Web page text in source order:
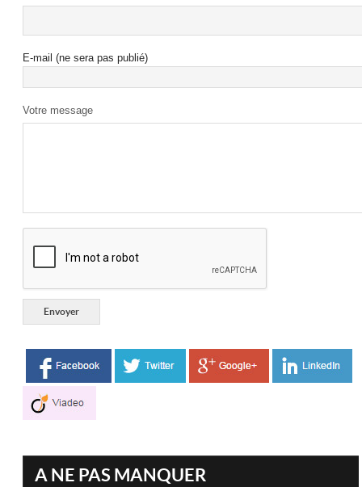
E-mail (ne sera pas publié)
Votre message
A NE PAS MANQUER